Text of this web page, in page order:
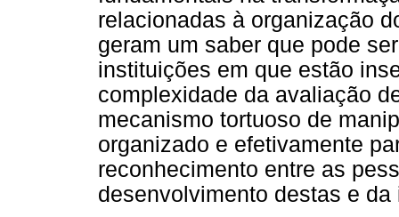
relacionadas à organização
geram um saber que pode
instituições em que estão
complexidade da avaliação
mecanismo tortuoso de
organizado e efetivamente
reconhecimento entre as
desenvolvimento destas e da